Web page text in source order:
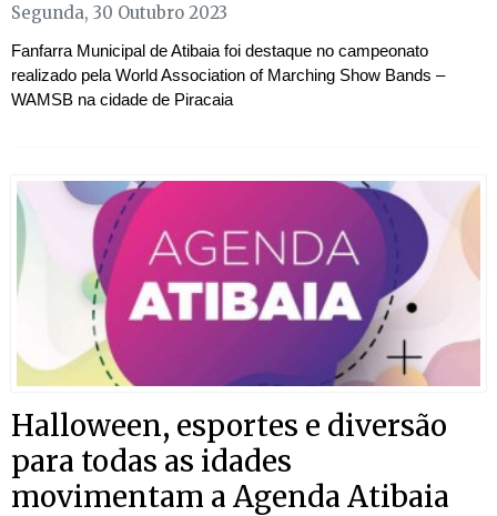
Segunda, 30 Outubro 2023
Fanfarra Municipal de Atibaia foi destaque no campeonato
realizado pela World Association of Marching Show Bands –
WAMSB na cidade de Piracaia
Halloween, esportes e diversão
para todas as idades
movimentam a Agenda Atibaia